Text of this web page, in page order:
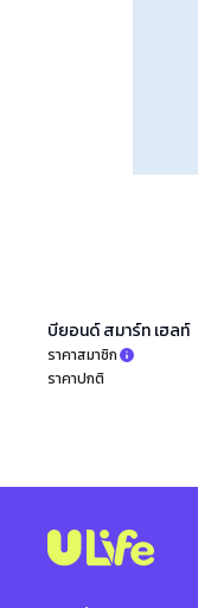
บียอนด์ สมาร์ท เฮลท์​
ราคาสมาชิก
ราคาปกติ